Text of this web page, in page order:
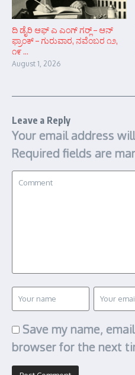
ದಿ ಡೈರಿ ಆಫ್ ಎ ಎಂಗ್ ಗರ್‍ಲ್ – ಆನ್‌
ಫ್ರಾಂಕ್ – ಗುರುವಾರ, ನವೆಂಬರ ೧೨,
೧೯ ...
August 1, 2026
Leave a Reply
Your email address
Required fields are
Save my name,
browser for the next